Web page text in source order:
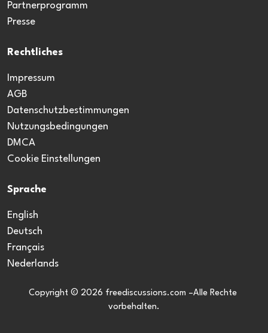
Partnerprogramm
Presse
Rechtliches
Impressum
AGB
Datenschutzbestimmungen
Nutzungsbedingungen
DMCA
Cookie Einstellungen
Sprache
English
Deutsch
Français
Nederlands
Copyright © 2026 freediscussions.com –Alle Rechte
vorbehalten.